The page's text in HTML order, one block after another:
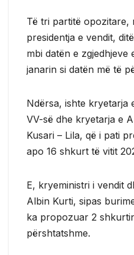
Të tri partitë
presidentja e vendit,
mbi datën e
janarin si datën më të
Ndërsa, ishte kryetarja
VV-së dhe kryetarja e
Kusari – Lila, që i pati
apo 16 shkurt të vitit
E, kryeministri i vendit
Albin Kurti, sipas
ka propozuar 2
përshtatshme.